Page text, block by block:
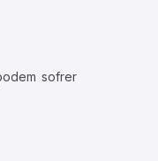
sofrer